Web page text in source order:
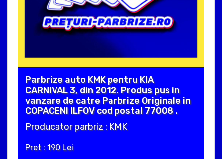
Parbrize auto KMK pentru KIA
CARNIVAL 3, din 2012. Produs pus in
vanzare de catre Parbrize Originale in
COPACENI ILFOV cod postal 77008 .
Producator parbriz : KMK
Pret : 190 Lei